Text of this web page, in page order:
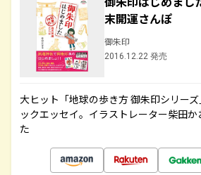
末開運さんぽ
御朱印
2016.12.22 発売
大ヒット「地球の歩き方 御朱印シリー
ックエッセイ。イラストレーター柴田
た